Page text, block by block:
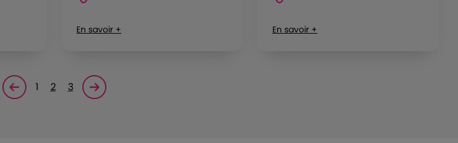
En savoir + En savoir +
Page précédente
1 2 3 Page suivante<